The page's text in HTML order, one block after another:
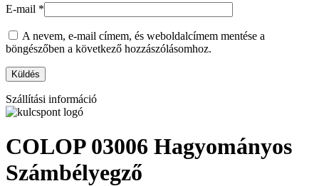
E-mail *
A nevem, e-mail címem, és weboldalcímem mentése a
böngészőben a következő hozzászólásomhoz.
Szállítási információ
COLOP 03006 Hagyományos
Számbélyegző